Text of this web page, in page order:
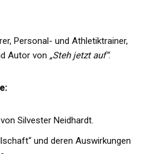
Personal- und Athletiktrainer,
Autor von „Steh jetzt auf“.
Silvester Neidhardt.
und deren Auswirkungen